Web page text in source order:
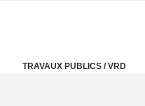
TRAVAUX PUBLICS / VRD